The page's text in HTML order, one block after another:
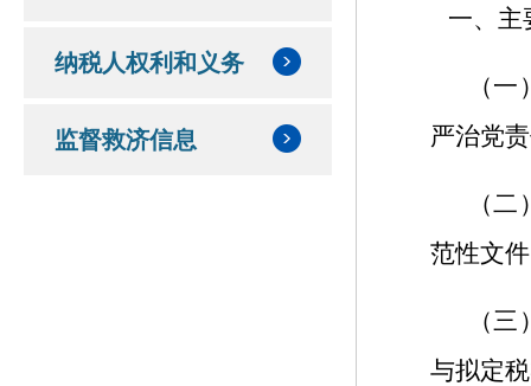
纳税人权利和义务
监督救济信息
一、主
（
严治党
（
范性文
（
与拟定